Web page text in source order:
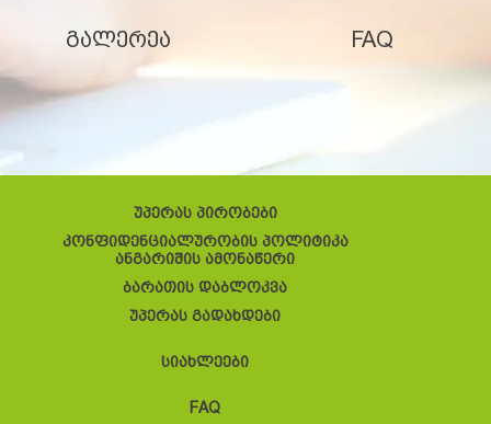
გალერეა FAQ
უპერას პირობები
კონფიდენციალურობის პოლიტიკა
ანგარიშის ამონაწერი
ბარათის დაბლოკვა
უპერას გადახდები
სიახლეები
FAQ